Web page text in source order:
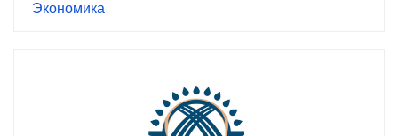
Экономика